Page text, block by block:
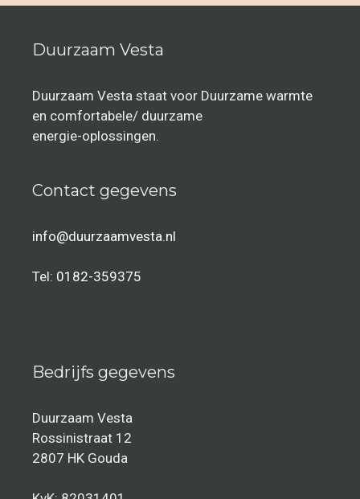
Duurzaam Vesta
Duurzaam Vesta staat voor Duurzame warmte
en comfortabele/ duurzame
energie-oplossingen.
Contact gegevens
info@duurzaamvesta.nl
Tel: 0182-359375
Bedrijfs gegevens
Duurzaam Vesta
Rossinistraat 12
2807 HK Gouda